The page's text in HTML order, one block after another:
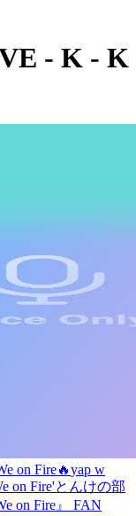
- K - K
on Fire🔥yap w
on Fire'とんけの部
on Fire』 FAN